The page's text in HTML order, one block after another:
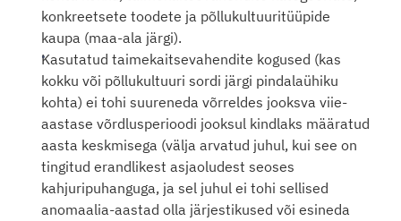
konkreetsete toodete ja põllukultuuritüüpide
kaupa (maa-ala järgi).
Kasutatud taimekaitsevahendite kogused (kas
kokku või põllukultuuri sordi järgi pindalaühiku
kohta) ei tohi suureneda võrreldes jooksva viie-
aastase võrdlusperioodi jooksul kindlaks määratud
aasta keskmisega (välja arvatud juhul, kui see on
tingitud erandlikest asjaoludest seoses
kahjuripuhanguga, ja sel juhul ei tohi sellised
anomaalia-aastad olla järjestikused või esineda